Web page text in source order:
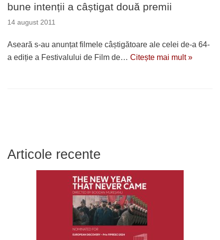
bune intenții a câștigat două premii
14 august 2011
Aseară s-au anunțat filmele câștigătoare ale celei de-a 64-
a ediție a Festivalului de Film de… Citește mai mult »
Articole recente